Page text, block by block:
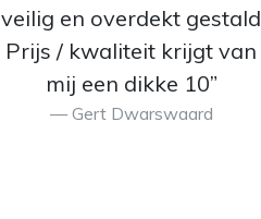
veilig en overdekt gestald
Prijs / kwaliteit krijgt van
mij een dikke 10”
Gert Dwarswaard